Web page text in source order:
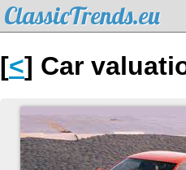
ClassicTrends.eu
[<] Car